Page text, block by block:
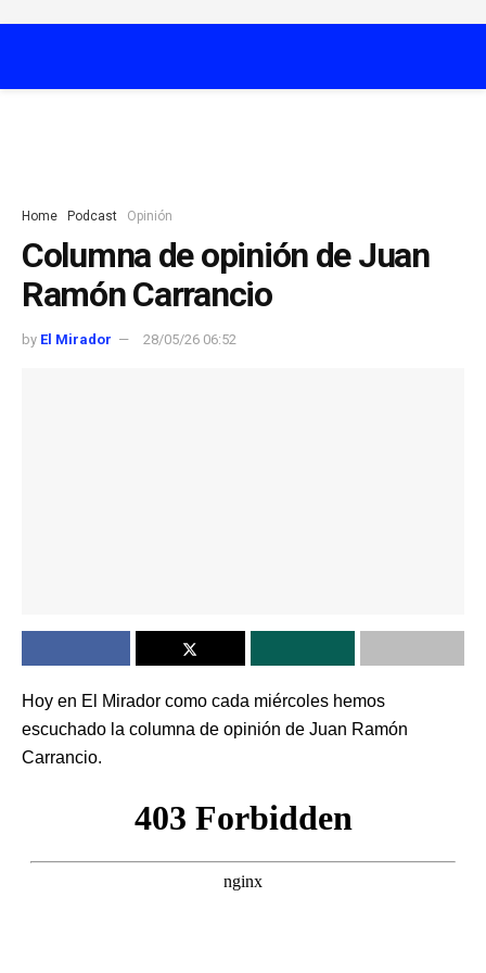
Home Podcast Opinión
Columna de opinión de Juan
Ramón Carrancio
by El Mirador 28/05/26 06:52
Hoy en El Mirador como cada miércoles hemos
escuchado la columna de opinión de Juan Ramón
Carrancio.